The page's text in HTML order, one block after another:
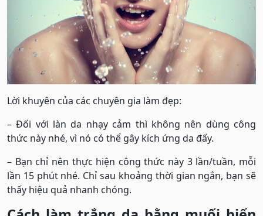
Lời khuyên của các chuyên gia làm đẹp:
– Đối với làn da nhạy cảm thì không nên dùng công
thức này nhé, vì nó có thể gây kích ứng da đấy.
– Bạn chỉ nên thực hiện công thức này 3 lần/tuần, mỗi
lần 15 phút nhé. Chỉ sau khoảng thời gian ngắn, bạn sẽ
thấy hiệu quả nhanh chóng.